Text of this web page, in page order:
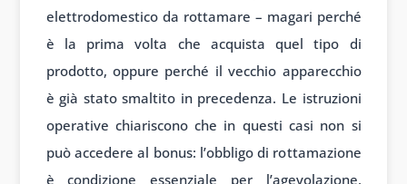
elettrodomestico da rottamare – magari perché
è la prima volta che acquista quel tipo di
prodotto, oppure perché il vecchio apparecchio
è già stato smaltito in precedenza. Le istruzioni
operative chiariscono che in questi casi non si
può accedere al bonus: l’obbligo di rottamazione
è condizione essenziale per l’agevolazione,